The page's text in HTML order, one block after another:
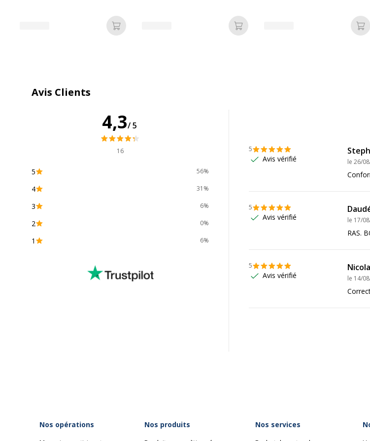
Ajouter au panier Ajouter au panier
Avis Clients
4,3/5
16
5 56%
4 31%
3 6%
2 0%
1 6%
5
Avis vérifié le 26/
5
Avis vérifié le 17/
RAS.
5
Avis vérifié le 14/
Nos opérations Nos produits Nos services